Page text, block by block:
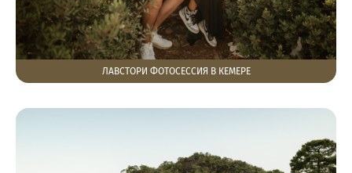
ЛАВСТОРИ ФОТОСЕССИЯ В КЕМЕРЕ